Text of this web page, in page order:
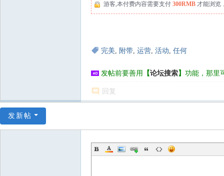
游客,本付费内容需要支付 300RMB 才能浏览
完美, 附带, 运营, 活动, 任何
发帖前要善用 【论坛搜索】 功能，那里
回复
发新帖